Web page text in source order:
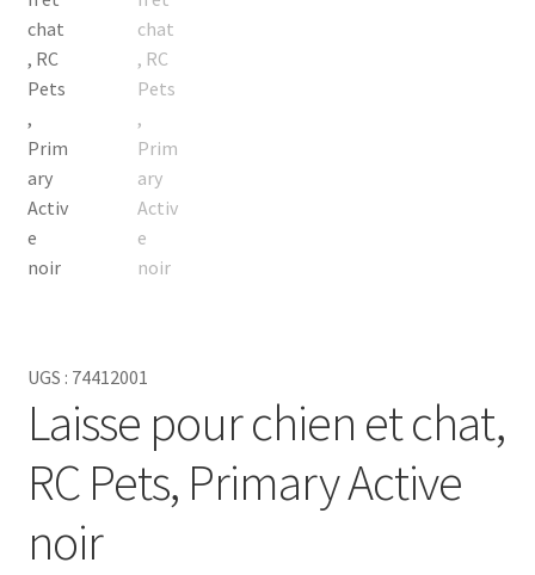
sécurité et à vos côtés.
UGS : 74412001
Laisse pour chien et chat,
RC Pets, Primary Active
noir